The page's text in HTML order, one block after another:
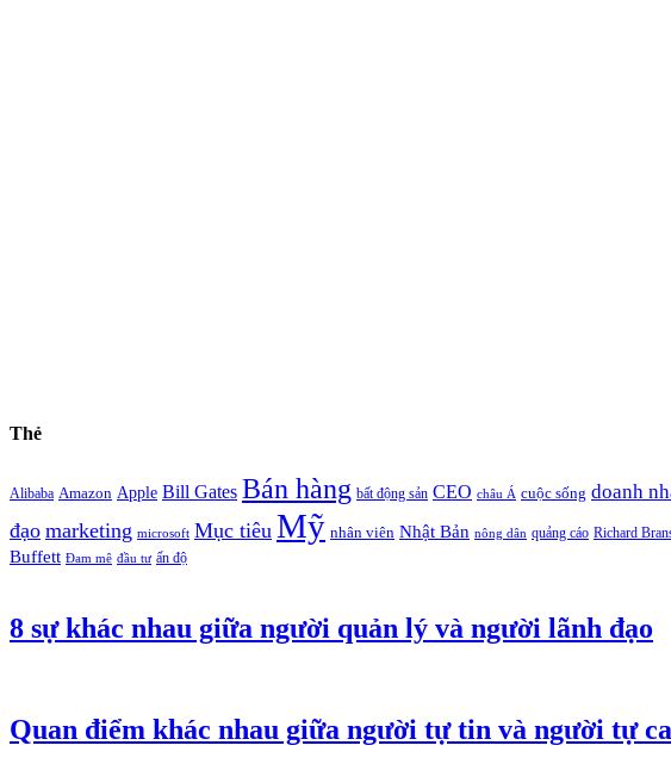
Thẻ
Alibaba Amazon Apple Bill Gates Bán hàng bất động sản CEO châu Á cuộc sống doanh
đạo marketing microsoft Mục tiêu Mỹ nhân viên Nhật Bản nông dân quảng cáo Richard
Buffett Đam mê đầu tư ấn độ
8 sự khác nhau giữa người quản lý và người lãnh đạo
Quan điểm khác nhau giữa người tự tin và người tự